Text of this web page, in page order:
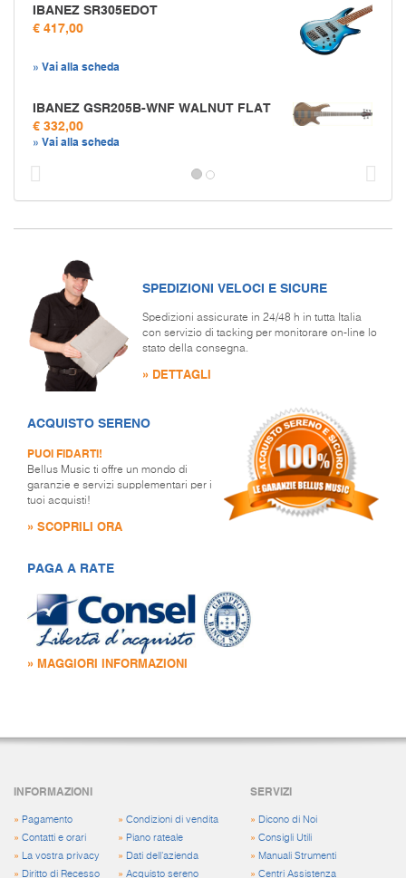
IBANEZ SR305EDOT
€ 417,00
» Vai alla scheda
IBANEZ GSR205B-WNF WALNUT FLAT
€ 332,00
» Vai alla scheda
SPEDIZIONI VELOCI E SICURE
Spedizioni assicurate in 24/48 h in tutta Italia
con servizio di tacking per monitorare on-line lo
stato della consegna.
» DETTAGLI
ACQUISTO SERENO
PUOI FIDARTI!
Bellus Music ti offre un mondo di
garanzie e servizi supplementari per i
tuoi acquisti!
» SCOPRILI ORA
PAGA A RATE
» MAGGIORI INFORMAZIONI
INFORMAZIONI
» Pagamento
» Contatti e orari
» La vostra privacy
» Diritto di Recesso
» Condizioni di vendita
» Piano rateale
» Dati dell'azienda
» Acquisto sereno
SERVIZI
» Dicono di Noi
»Consigli Utili
» Manuali Strumenti
»Centri Assistenza